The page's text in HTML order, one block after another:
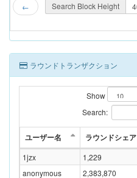
← Search Block Height
ラウンドトランザクション
Show
Search:
ユーザー名 ラウンドシェア
1jzx 1,229
anonymous
2,383,870